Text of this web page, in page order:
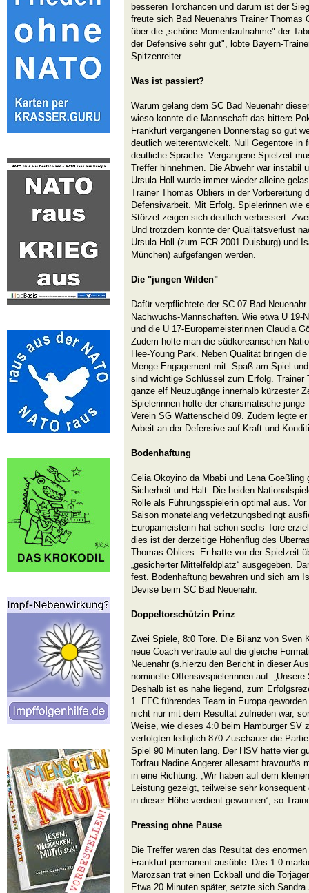
besseren Torchancen und darum ist der
freute sich Bad Neuenahrs Trainer Thomas
über die „schöne Momentaufnahme" der
der Defensive sehr gut", lobte Bayern-
Spitzenreiter.
Was ist passiert?
Warum gelang dem SC Bad Neuenahr
wieso konnte die Mannschaft das bittere
Frankfurt vergangenen Donnerstag so gut
deutlich weiterentwickelt. Null Gegentore in
deutliche Sprache. Vergangene Spielzeit
Treffer hinnehmen. Die Abwehr war instabil
Ursula Holl wurde immer wieder alleine
Trainer Thomas Obliers in der Vorbereitung
Defensivarbeit. Mit Erfolg. Spielerinnen wie
Störzel zeigen sich deutlich verbessert.
Und trotzdem konnte der Qualitätsverlust
Ursula Holl (zum FCR 2001 Duisburg) und
München) aufgefangen werden.
Die "jungen Wilden"
Dafür verpflichtete der SC 07 Bad
Nachwuchs-Mannschaften. Wie etwa U 19-
und die U 17-Europameisterinnen Claudia
Zudem holte man die südkoreanischen
Hee-Young Park. Neben Qualität bringen
Menge Engagement mit. Spaß am Spiel
sind wichtige Schlüssel zum Erfolg. Trainer
ganze elf Neuzugänge innerhalb kürzester
Spielerinnen holte der charismatische
Verein SG Wattenscheid 09. Zudem legte
Arbeit an der Defensive auf Kraft und
Bodenhaftung
Celia Okoyino da Mbabi und Lena Goeßling
Sicherheit und Halt. Die beiden
Rolle als Führungsspielerin optimal aus.
Saison monatelang verletzungsbedingt
Europameisterin hat schon sechs Tore
dies ist der derzeitige Höhenflug des
Thomas Obliers. Er hatte vor der Spielzeit
„gesicherter Mittelfeldplatz“ ausgegeben.
fest. Bodenhaftung bewahren und sich am
Devise beim SC Bad Neuenahr.
Doppeltorschützin Prinz
Zwei Spiele, 8:0 Tore. Die Bilanz von Sven
neue Coach vertraute auf die gleiche
Neuenahr (s.hierzu den Bericht in dieser
nominelle Offensivspielerinnen auf.
Deshalb ist es nahe liegend, zum
1. FFC führendes Team in Europa
nicht nur mit dem Resultat zufrieden war,
Weise, wie dieses 4:0 beim Hamburger SV
verfolgten lediglich 870 Zuschauer die
Spiel 90 Minuten lang. Der HSV hatte vier
Torfrau Nadine Angerer allesamt bravourös
in eine Richtung. „Wir haben auf dem
Leistung gezeigt, teilweise sehr
in dieser Höhe verdient gewonnen“, so
Pressing ohne Pause
Die Treffer waren das Resultat des
Frankfurt permanent ausübte. Das 1:0
Marozsan trat einen Eckball und die
Etwa 20 Minuten später, setzte sich